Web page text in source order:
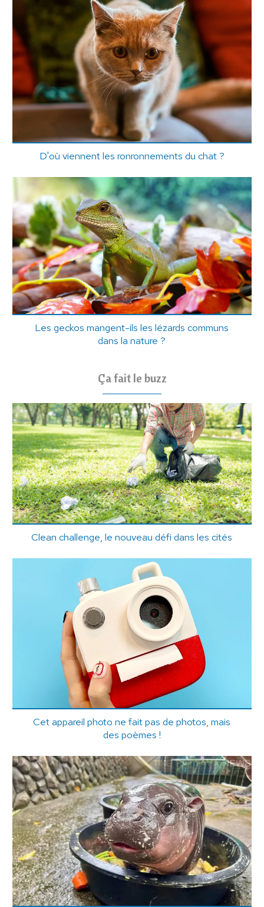
D'où viennent les ronronnements du chat ?
Les geckos mangent-ils les lézards communs
dans la nature ?
Ça fait le buzz
Clean challenge, le nouveau défi dans les cités
Cet appareil photo ne fait pas de photos, mais
des poèmes !